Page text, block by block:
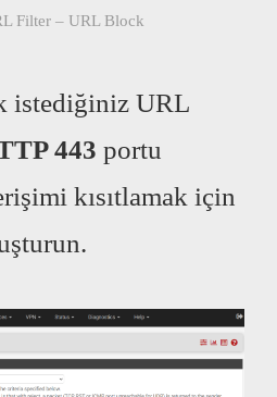
Filter – URL Block
istediğiniz URL
443 portu
kısıtlamak için